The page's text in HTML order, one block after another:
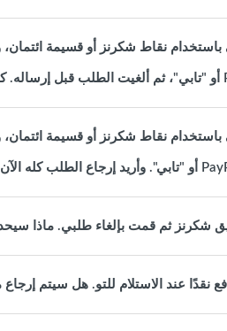
نقاط شكرنز أو قسيمة ائتمان،
نقاط شكرنز أو قسيمة ائتمان،
شكرنز ثم قمت بإلغاء طلبي. ماذا
نقدًا عند الاستلام للتو. هل سيتم إرجاع